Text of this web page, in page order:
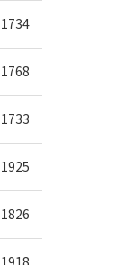
1734
1768
1733
1925
1826
1918